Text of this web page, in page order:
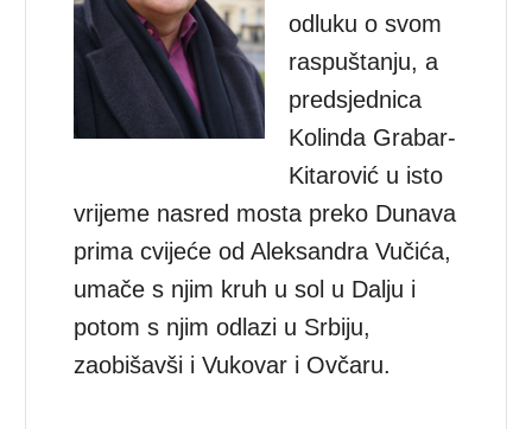
odluku o svom
raspuštanju, a
predsjednica
Kolinda Grabar-
Kitarović u isto
vrijeme nasred mosta preko Dunava
prima cvijeće od Aleksandra Vučića,
umače s njim kruh u sol u Dalju i
potom s njim odlazi u Srbiju,
zaobišavši i Vukovar i Ovčaru.